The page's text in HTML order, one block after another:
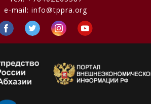
e-mail:info@tppra.org